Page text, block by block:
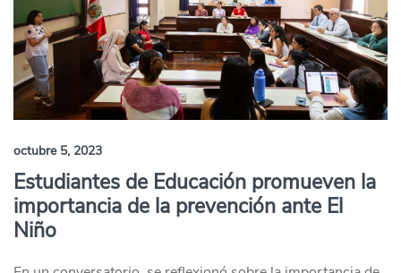
octubre 5, 2023
Estudiantes de Educación promueven la
importancia de la prevención ante El
Niño